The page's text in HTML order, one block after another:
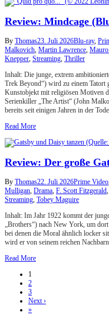
Review: Mindcage
By Thomas23. Juli 2026Blu-ray,
Malkovich, Martin Lawrence,
Knepper, Streaming, Thriller
Inhalt: Die junge, extrem
Trek Beyond“) wird zu einem
Kunstobjekt mit religiösen Motiven
Serienkiller „The Artist“ (John
bereits seit einigen Jahren in der
Read More
Review: Der große
By Thomas22. Juli 2026Prime Video
Mulligan, Drama, F. Scott Fitzgerald,
Streaming, Tobey Maguire
Inhalt: Im Jahr 1922 kommt der
„Brothers“) nach New York, um
bei denen die Moral ähnlich locker
wird er von seinem reichen
Read More
1
2
3
Next ›
»